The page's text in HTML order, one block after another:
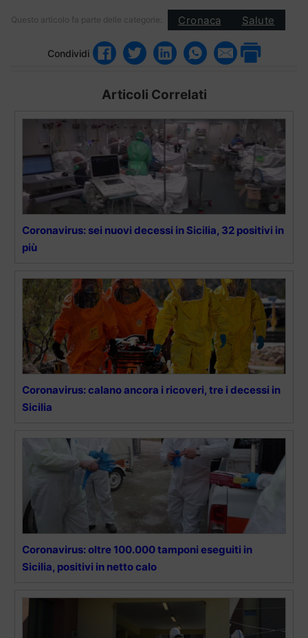
Questo articolo fa parte delle categorie: Cronaca Salute
Condividi
Articoli Correlati
Coronavirus: sei nuovi decessi in Sicilia, 32 positivi in
più
Coronavirus: calano ancora i ricoveri, tre i decessi in
Sicilia
Coronavirus: oltre 100.000 tamponi eseguiti in
Sicilia, positivi in netto calo